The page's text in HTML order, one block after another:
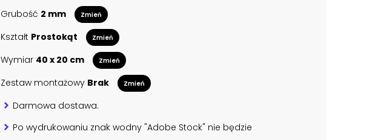
Grubość 2 mm Zmień
Kształt Prostokąt Zmień
Wymiar 40 x 20 cm Zmień
Zestaw montażowy Brak Zmień
Darmowa dostawa.
Po wydrukowaniu znak wodny "Adobe Stock" nie będzie